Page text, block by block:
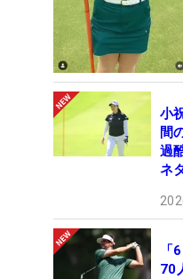
小
間
過
ネ
70